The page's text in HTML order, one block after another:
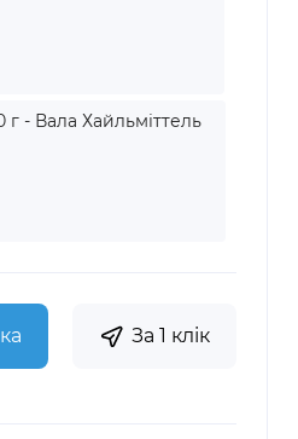
- Вала Хайльміттель
За 1 клік